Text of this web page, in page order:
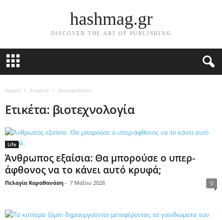
hashmag.gr
DISCOVER THE ART OF PUBLISHING
Αρχική Ετικέτες βιοτεχνολογία
Ετικέτα: βιοτεχνολογία
Life
Άνθρωπος εξαίσια: Θα μπορούσε ο υπερ-
άφθονος να το κάνει αυτό κρυφά;
Πελαγία Καραθανάση - 7 Μαΐου 2026 0